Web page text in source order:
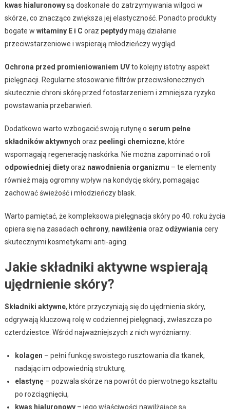
kwas hialuronowysą doskonałe do zatrzymywania wilgoci w
skórze, co znacząco zwiększa jej elastyczność. Ponadto produkty
bogate w witaminy E i C oraz peptydymają działanie
przeciwstarzeniowe i wspierają młodzieńczy wygląd.
Ochrona przed promieniowaniem UVto kolejny istotny aspekt
pielęgnacji. Regularne stosowanie filtrów przeciwsłonecznych
skutecznie chroni skórę przed fotostarzeniem i zmniejsza ryzyko
powstawania przebarwień.
Dodatkowo warto wzbogacić swoją rutynę o serum pełne
składników aktywnych oraz peelingi chemiczne, które
wspomagają regenerację naskórka. Nie można zapominać o roli
odpowiedniej dietyoraz nawodnienia organizmu – te elementy
również mają ogromny wpływ na kondycję skóry, pomagając
zachować świeżość i młodzieńczy blask.
Warto pamiętać, że kompleksowa pielęgnacja skóry po 40. roku życia
opiera się na zasadach ochrony, nawilżenia oraz odżywiania cery
skutecznymi kosmetykami anti-aging.
Jakie składniki aktywne wspierają
ujędrnienie skóry?
Składniki aktywne, które przyczyniają się do ujędrnienia skóry,
odgrywają kluczową rolę w codziennej pielęgnacji, zwłaszcza po
czterdziestce. Wśród najważniejszych z nich wyróżniamy:
kolagen – pełni funkcję swoistego rusztowania dla tkanek,
nadając im odpowiednią strukturę,
elastynę– pozwala skórze na powrót do pierwotnego kształtu
po rozciągnięciu,
kwas hialuronowy– jego właściwości nawilżające są